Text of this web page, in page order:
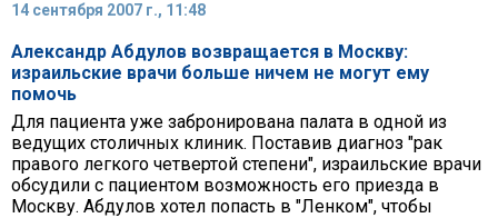
14 сентября 2007 г., 11:48
Александр Абдулов возвращается в Москву:
израильские врачи больше ничем не могут ему
помочь
Для пациента уже забронирована палата в одной из
ведущих столичных клиник. Поставив диагноз "рак
правого легкого четвертой степени", израильские врачи
обсудили с пациентом возможность его приезда в
Москву. Абдулов хотел попасть в "Ленком", чтобы